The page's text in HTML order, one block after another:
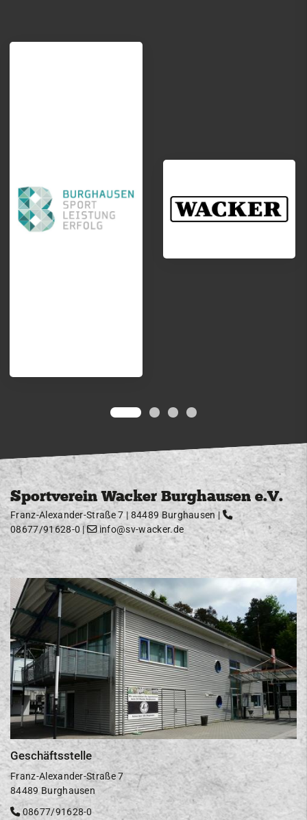
Sportverein Wacker Burghausen e.V.
Franz-Alexander-Straße 7 | 84489 Burghausen |
08677/91628-0 | info@sv-wacker.de
Geschäftsstelle
Franz-Alexander-Straße 7
84489 Burghausen
08677/91628-0